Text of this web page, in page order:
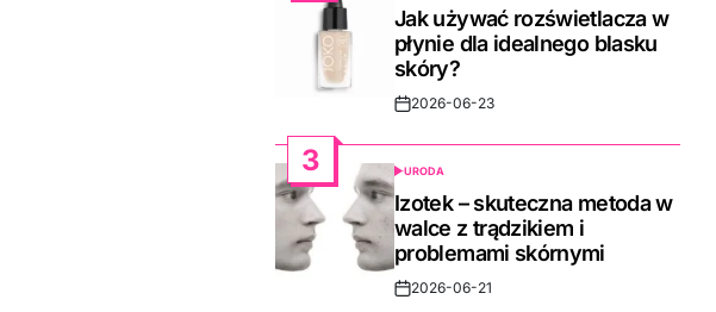
IN
Jak używać rozświetlacza w
płynie dla idealnego blasku
skóry?
Post2026-06-23
3
POSTED
IN
URODA
Izotek – skuteczna metoda w
walce z trądzikiem i
problemami skórnymi
Post2026-06-21